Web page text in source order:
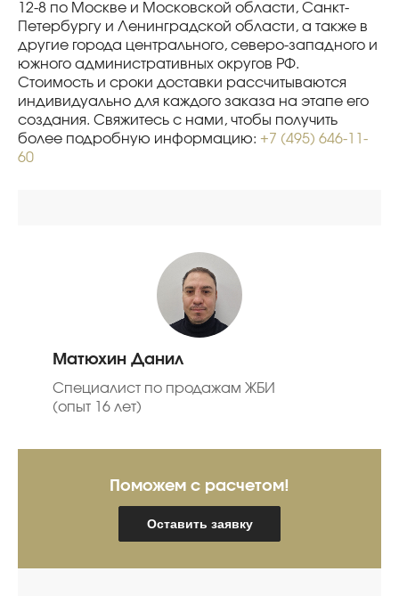
12-8 по Москве и Московской области, Санкт-
Петербургу и Ленинградской области, а также в
другие города центрального, северо-западного и
южного административных округов РФ.
Стоимость и сроки доставки рассчитываются
индивидуально для каждого заказа на этапе его
создания. Свяжитесь с нами, чтобы получить
более подробную информацию: +7 (495) 646-11-
60
Матюхин Данил
Специалист по продажам ЖБИ
(опыт 16 лет)
Поможем с расчетом!
Оставить заявку